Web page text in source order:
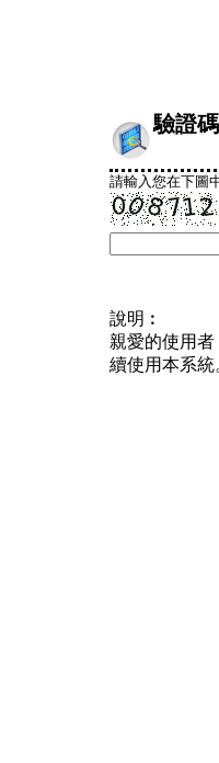
驗證
請輸入您在下圖
說明︰
親愛的使用
續使用本系統